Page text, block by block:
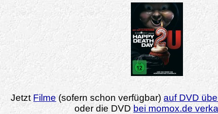
Jetzt Filme (sofern schon verfügbar)auf DVD
oder die DVD bei momox.de